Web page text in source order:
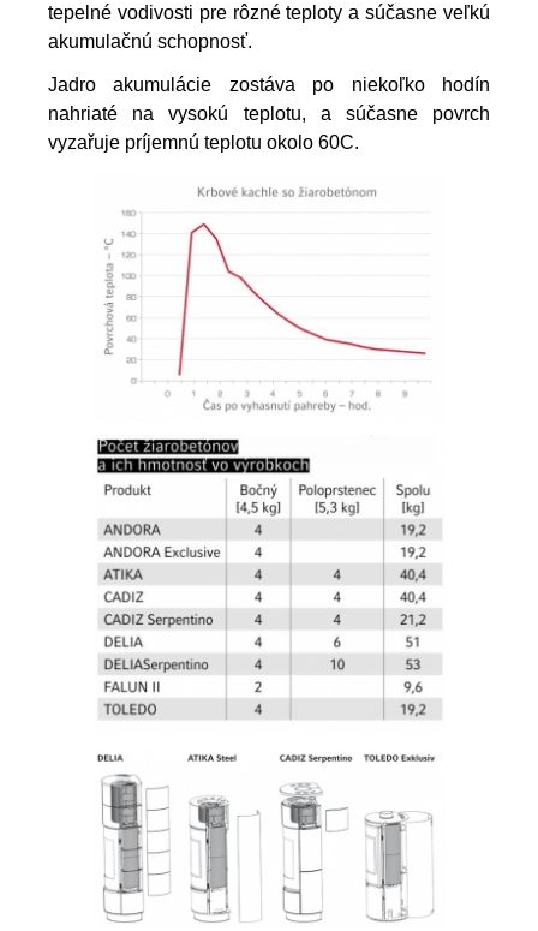
tepelné vodivosti pre rôzné teploty a súčasne veľkú
akumulačnú schopnosť.
Jadro akumulácie zostáva po niekoľko hodín
nahriaté na vysokú teplotu, a súčasne povrch
vyzařuje príjemnú teplotu okolo 60C.